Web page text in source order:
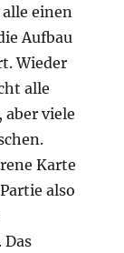
einen
Aufbau
Wieder
alle
aber viele
Karte
also